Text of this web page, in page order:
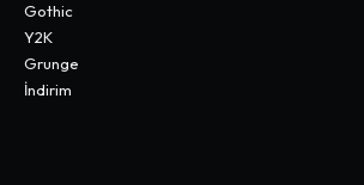
Gothic
Y2K
Grunge
İndirim